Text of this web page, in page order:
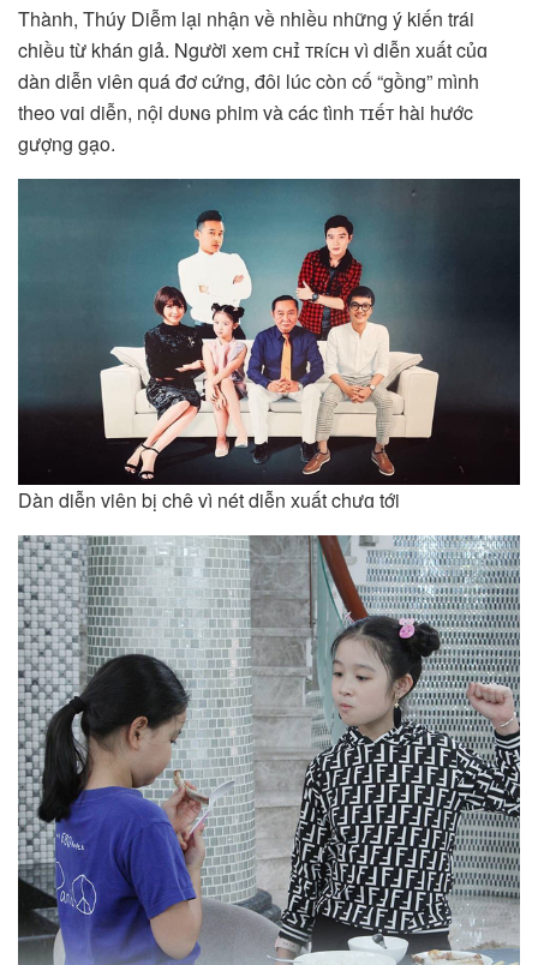
Thành, Thúy Diễm lại nhận về nhiều những ý kiến trái
chiều từ khán giả. Người xem ᴄʜɪ̉ ᴛʀíᴄʜ vì diễn xuất củɑ
dàn diễn viên quá đơ cứng, đôi lúc còn cố “gồng” mình
theo vɑi diễn, nội dᴜɴɢ phim và các tình ᴛɪếᴛ hài hước
gượng gạo.
Dàn diễn viên bị chê vì nét diễn xuất chưɑ tới